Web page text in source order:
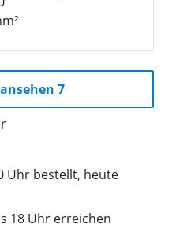
7
Uhr bestellt, heute
18 Uhr erreichen